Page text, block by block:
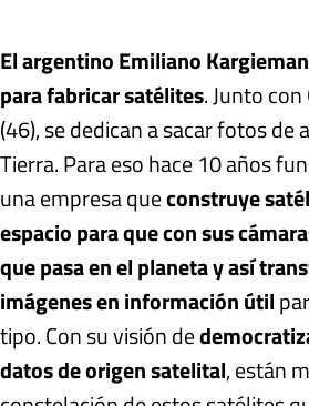
El argentino Emiliano
para fabricar satélites. Junto
(46), se dedican a sacar fotos de
Tierra. Para eso hace 10 años
una empresa queconstruye
espacio para que con sus
que pasa en el planeta y así
imágenes en información útil
tipo. Con su visión de
datos de origensatelital, están